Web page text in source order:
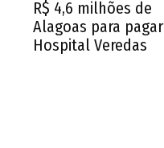
R$ 4,6 milhões de
Alagoas para pagar
Hospital Veredas